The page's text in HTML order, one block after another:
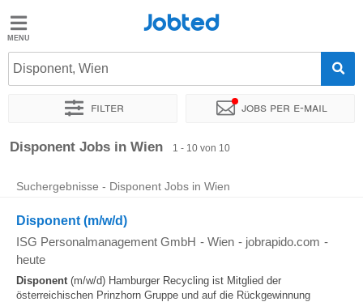
Jobted
Jobs
Jobted
Disponent, Wien
Filter Jobs per e-mail
Sortieren nach Genauer Standort Unternehmen
Disponent Jobs in Wien 1 - 10 von 10
Suchergebnisse - Disponent Jobs in Wien
Disponent (m/w/d)
ISG Personalmanagement GmbH - Wien - jobrapido.com -
heute
Disponent(m/w/d) Hamburger Recycling ist Mitglied der
österreichischen Prinzhorn Gruppe und auf die Rückgewinnung